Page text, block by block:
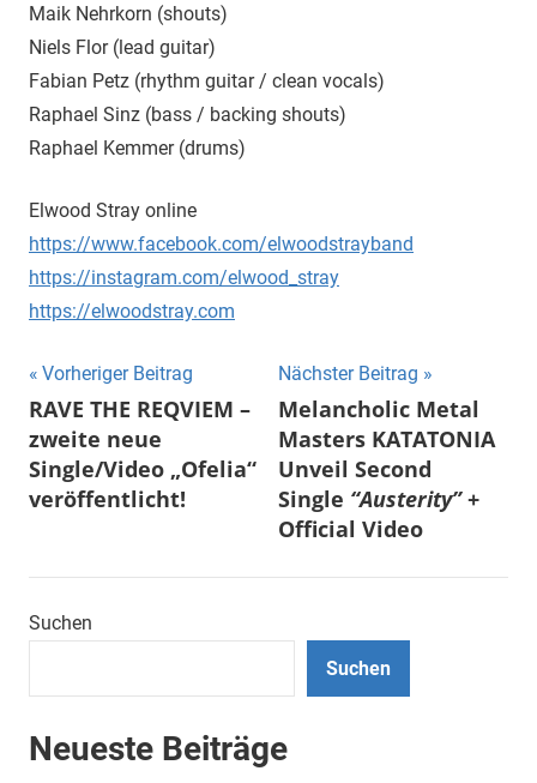
Maik Nehrkorn (shouts)
Niels Flor (lead guitar)
Fabian Petz (rhythm guitar / clean vocals)
Raphael Sinz (bass / backing shouts)
Raphael Kemmer (drums)
Elwood Stray online
https://www.facebook.com/elwoodstrayband
https://instagram.com/elwood_stray
https://elwoodstray.com
Beitragsnavigation
Vorheriger Beitrag
RAVE THE REQVIEM –
zweite neue
Single/Video „Ofelia“
veröffentlicht!
Nächster Beitrag
Melancholic Metal
Masters KATATONIA
Unveil Second
Single “Austerity”+
Official Video
Suchen
Suchen
Neueste Beiträge